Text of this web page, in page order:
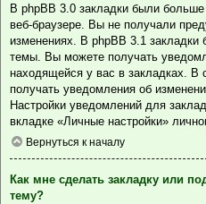
В phpBB 3.0 закладки были
веб-браузере. Вы не получали
изменениях. В phpBB 3.1
темы. Вы можете получать
находящейся у вас в закладках. В
получать уведомления об
Настройки уведомлений для
вкладке «Личные настройки»
Вернуться к началу
Как мне сделать закладку или
тему?